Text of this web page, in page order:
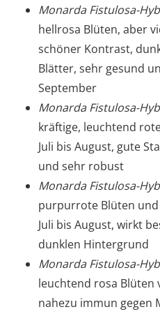
Monarda Fistulosa-
hellrosa Blüten, aber
schöner Kontrast,
Blätter, sehr gesund
September
Monarda Fistulosa-
kräftige, leuchtend
Juli bis August, gute
und sehr robust
Monarda Fistulosa-
purpurrote Blüten
Juli bis August, wirkt
dunklen Hintergrund
Monarda Fistulosa-
leuchtend rosa Blüten
nahezu immun gegen